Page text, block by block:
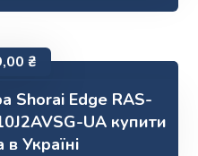
Shorai Edge RAS-
UA купити
Україні
₴